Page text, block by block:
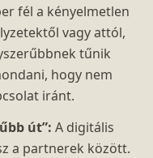
fél a kényelmetlen
vagy attól,
tűnik
hogy nem
iránt.
út”: A digitális
a partnerek között.